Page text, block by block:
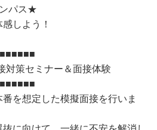
パス★
しよう！
対策セミナー＆面接体験
を想定した模擬面接を行いま